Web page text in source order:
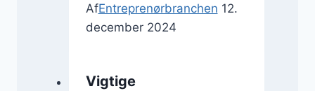
AfEntreprenørbranchen 12.
december 2024
Vigtige